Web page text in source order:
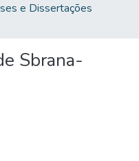
e Dissertações
Sbrana-